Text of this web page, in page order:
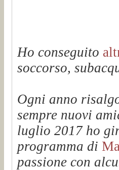
Ho conseguito
soccorso,
Ogni anno
sempre nuovi
luglio 2017 ho
programma di
passione con